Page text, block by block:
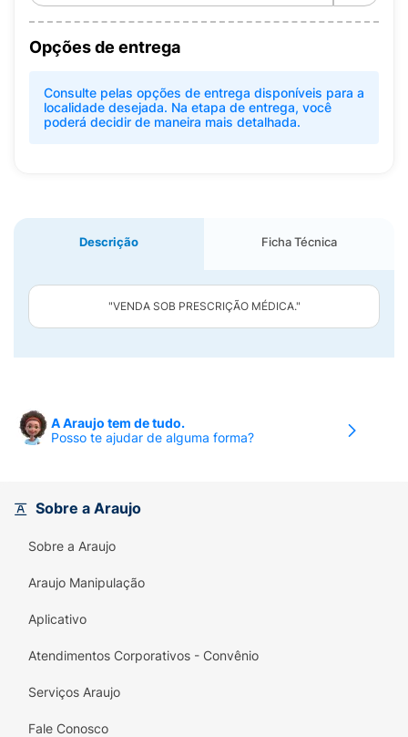
Opções de entrega
Consulte pelas opções de entrega disponíveis para a
localidade desejada. Na etapa de entrega, você
poderá decidir de maneira mais detalhada.
Descrição Ficha Técnica
"VENDA SOB PRESCRIÇÃO MÉDICA."
A Araujo tem de tudo.
Posso te ajudar de alguma forma?
Sobre a Araujo
Sobre a Araujo
Araujo Manipulação
Aplicativo
Atendimentos Corporativos - Convênio
Serviços Araujo
Fale Conosco